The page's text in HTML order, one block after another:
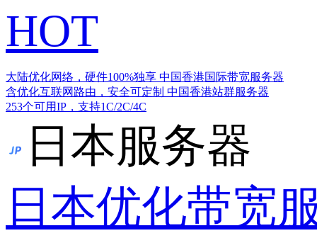
HOT
大陆优化网络，硬件100%独享 中国香港国际带宽服务器
含优化互联网路由，安全可定制 中国香港站群服务器
253个可用IP，支持1C/2C/4C
日本服务器
日本优化带宽